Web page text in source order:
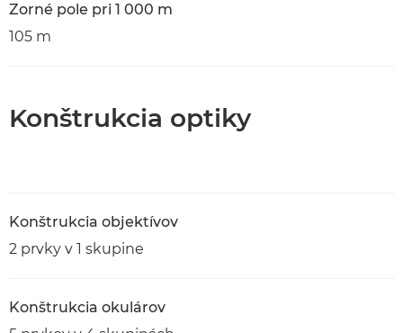
Zorné pole pri 1 000 m
105 m
Konštrukcia optiky
Konštrukcia objektívov
2 prvky v 1 skupine
Konštrukcia okulárov